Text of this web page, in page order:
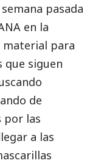
pasada
en la
para
que siguen
de
por las
a las